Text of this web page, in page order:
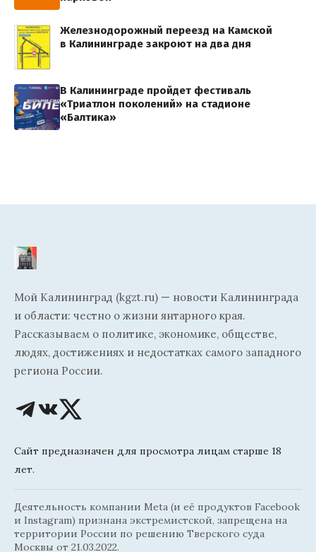
Железнодорожный переезд на Камской
в Калининграде закроют на два дня
В Калининграде пройдет фестиваль
«Триатлон поколений» на стадионе
«Балтика»
Мой Калининград (kgzt.ru) — новости Калининграда
и области: честно о жизни янтарного края.
Рассказываем о политике, экономике, обществе,
людях, достижениях и недостатках самого западного
региона России.
Сайт предназначен для просмотра лицам старше 18
лет.
Деятельность компании Meta (и её продуктов Facebook
и Instagram) признана экстремистской, запрещена на
территории России по решению Тверского суда
Москвы от 21.03.2022.